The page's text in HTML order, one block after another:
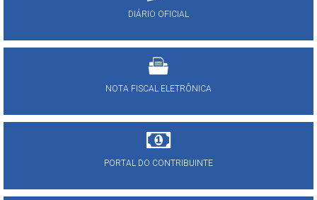
DIÁRIO OFICIAL
NOTA FISCAL ELETRÔNICA
PORTAL DO CONTRIBUINTE